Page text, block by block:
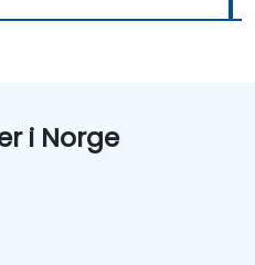
i Norge